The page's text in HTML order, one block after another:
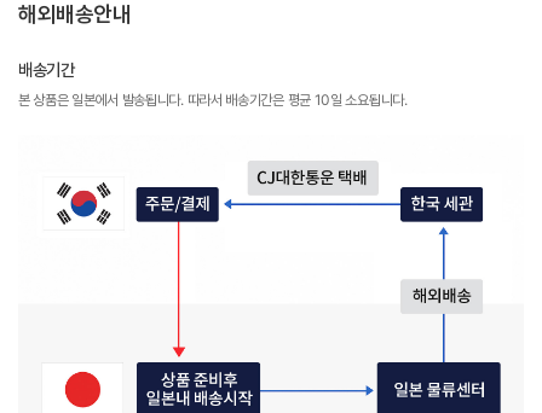
해외배송안내
배송기간
본 상품은 일본에서 발송됩니다. 따라서 배송기간은 평균 10일 소요됩니다.